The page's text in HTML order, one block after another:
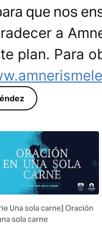
que nos
a
plan. Para
Una sola carne] Oración
sola carne